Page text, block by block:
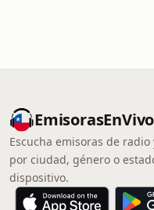
Escucha emisoras de
por ciudad, género o
dispositivo.